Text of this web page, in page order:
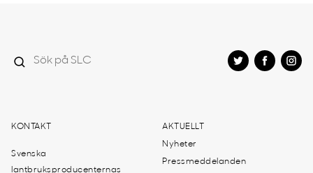
KONTAKT
Svenska
lantbruksproducenternas
AKTUELLT
Nyheter
Pressmeddelanden